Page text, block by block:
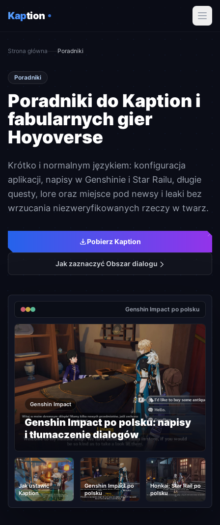
Kaption
Strona główna Poradniki
Poradniki
Poradniki do Kaption i
fabularnych gier
Hoyoverse
Krótko i normalnym językiem: konfiguracja
aplikacji, napisy w Genshinie i Star Railu, długie
questy, lore oraz miejsce pod newsy i leaki bez
wrzucania niezweryfikowanych rzeczy w twarz.
Pobierz Kaption
Jak zaznaczyć Obszar dialogu
Genshin Impact po polsku
Genshin Impact
Genshin Impact po polsku: napisy
i tłumaczenie dialogów
Jak ustawić
Kaption
Genshin Impact po
polsku
Honkai: Star Rail po
polsku